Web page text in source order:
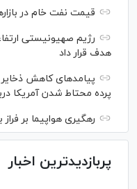
قیمت نفت خام در
رژیم صهیونیستی
هدف قرار داد
پیامدهای کاهش
پرده محتاط شدن آمریکا
رهگیری هواپیما بر
پربازدیدترین اخبار